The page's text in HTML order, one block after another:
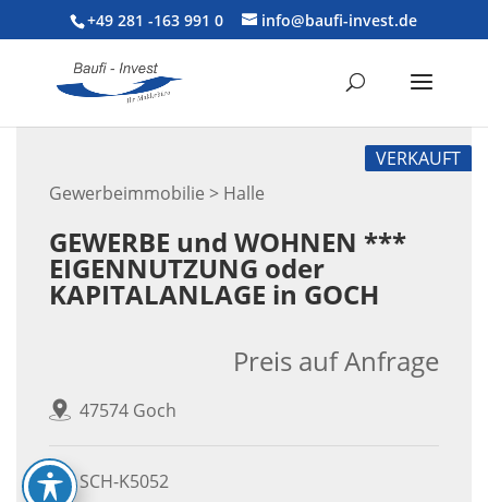
+49 281 -163 991 0 info@baufi-invest.de
Gewerbeimmobilie > Halle
VERKAUFT
GEWERBE und WOHNEN ***
EIGENNUTZUNG oder
KAPITALANLAGE in GOCH
47574 Goch
Preis auf Anfrage
SCH-K5052